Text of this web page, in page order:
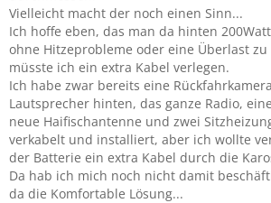
Vielleicht macht der noch einen Sinn...
Ich hoffe eben, das man da hinten
ohne Hitzeprobleme oder eine Überlast zu
müsste ich ein extra Kabel verlegen.
Ich habe zwar bereits eine
Lautsprecher hinten, das ganze Radio,
neue Haifischantenne und zwei
verkabelt und installiert, aber ich wollte
der Batterie ein extra Kabel durch die
Da hab ich mich noch nicht damit
da die Komfortable Lösung...